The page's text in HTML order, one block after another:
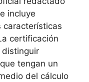
incluye
características
certificación
distinguir
tengan un
del cálculo